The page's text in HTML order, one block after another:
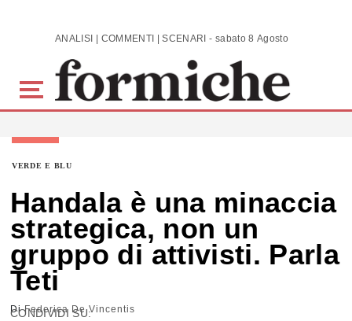
Skip to main content ANALISI | COMMENTI | SCENARI - sabato 8 Agosto 2026
VERDE E BLU
Handala è una minaccia
strategica, non un
gruppo di attivisti. Parla
Teti
DiFederica De Vincentis
CONDIVIDI SU: